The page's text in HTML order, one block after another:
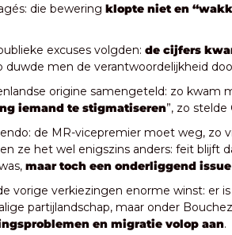
die bewering klopte niet en
excuses volgden: de cijfers
duwde men de verantwoordelijkheid
origine samengeteld: zo kwam
iemand te stigmatiseren”, zo stelde
de MR-vicepremier moet weg, zo
ze het wel enigszins anders: feit blijft
maar toch een onderliggend
vorige verkiezingen enorme winst: er
en migratie volop aan.